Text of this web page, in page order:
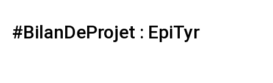
#BilanDeProjet : EpiTyr